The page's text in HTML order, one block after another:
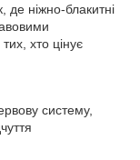
ніжно-блакитні
хто цінує
систему,